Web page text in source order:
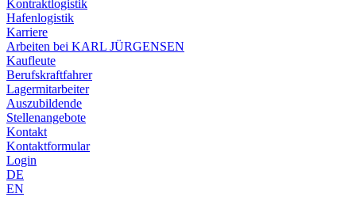
Kontraktlogistik
Hafenlogistik
Karriere
Arbeiten bei KARL JÜRGENSEN
Kaufleute
Berufskraftfahrer
Lagermitarbeiter
Auszubildende
Stellenangebote
Kontakt
Kontaktformular
Login
DE
EN